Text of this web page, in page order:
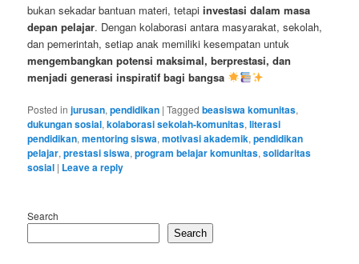
bukan sekadar bantuan materi, tetapiinvestasi dalam masa
depan pelajar. Dengan kolaborasi antara masyarakat, sekolah,
dan pemerintah, setiap anak memiliki kesempatan untuk
mengembangkan potensi maksimal, berprestasi, dan
menjadi generasi inspiratif bagi bangsa
Posted in jurusan,pendidikan |Tagged beasiswa komunitas,
dukungan sosial,kolaborasi sekolah-komunitas,literasi
pendidikan,mentoring siswa,motivasi akademik,pendidikan
pelajar,prestasi siswa,program belajar komunitas,solidaritas
sosial | Leave a reply
Search
Search